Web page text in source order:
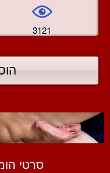
3121
סרטי